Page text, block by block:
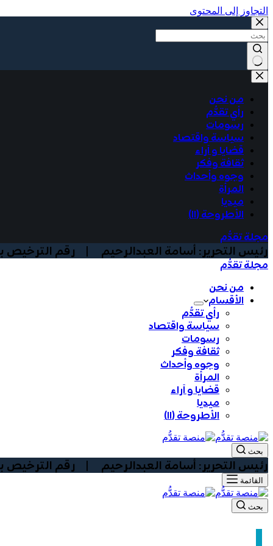
التجاوز إلى المحتوى
من نحن
رأي تقدُّم
رسومات
سياسة واقتصاد
قضايا و آراء
ثقافة وفكر
وجوه وأحداث
المرأة
ميديا
الأطروحة (١١)
مجلة تقدُّم
رئيس التحرير: أسامة العبدالرحيم | رقم الترخيص بوزارة
مجلة تقدُّم
من نحن
الأقسام
رأي تقدُّم
سياسة واقتصاد
رسومات
ثقافة وفكر
وجوه وأحداث
المرأة
قضايا و آراء
ميديا
الأطروحة (١١)
بحث
رئيس التحرير: أسامة العبدالرحيم | رقم الترخيص بوزارة
القائمة
بحث